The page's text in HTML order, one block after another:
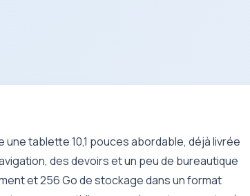
une tablette 10,1 pouces abordable, déjà livrée
des devoirs et un peu de bureautique
et 256 Go de stockage dans un format